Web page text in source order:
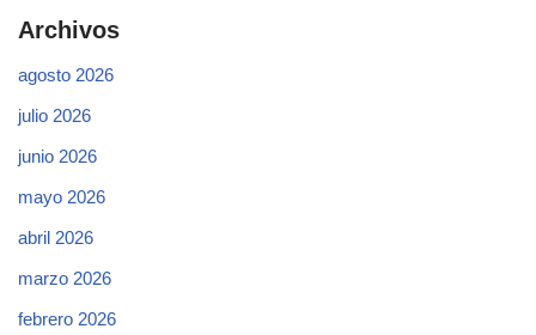
Archivos
agosto 2026
julio 2026
junio 2026
mayo 2026
abril 2026
marzo 2026
febrero 2026